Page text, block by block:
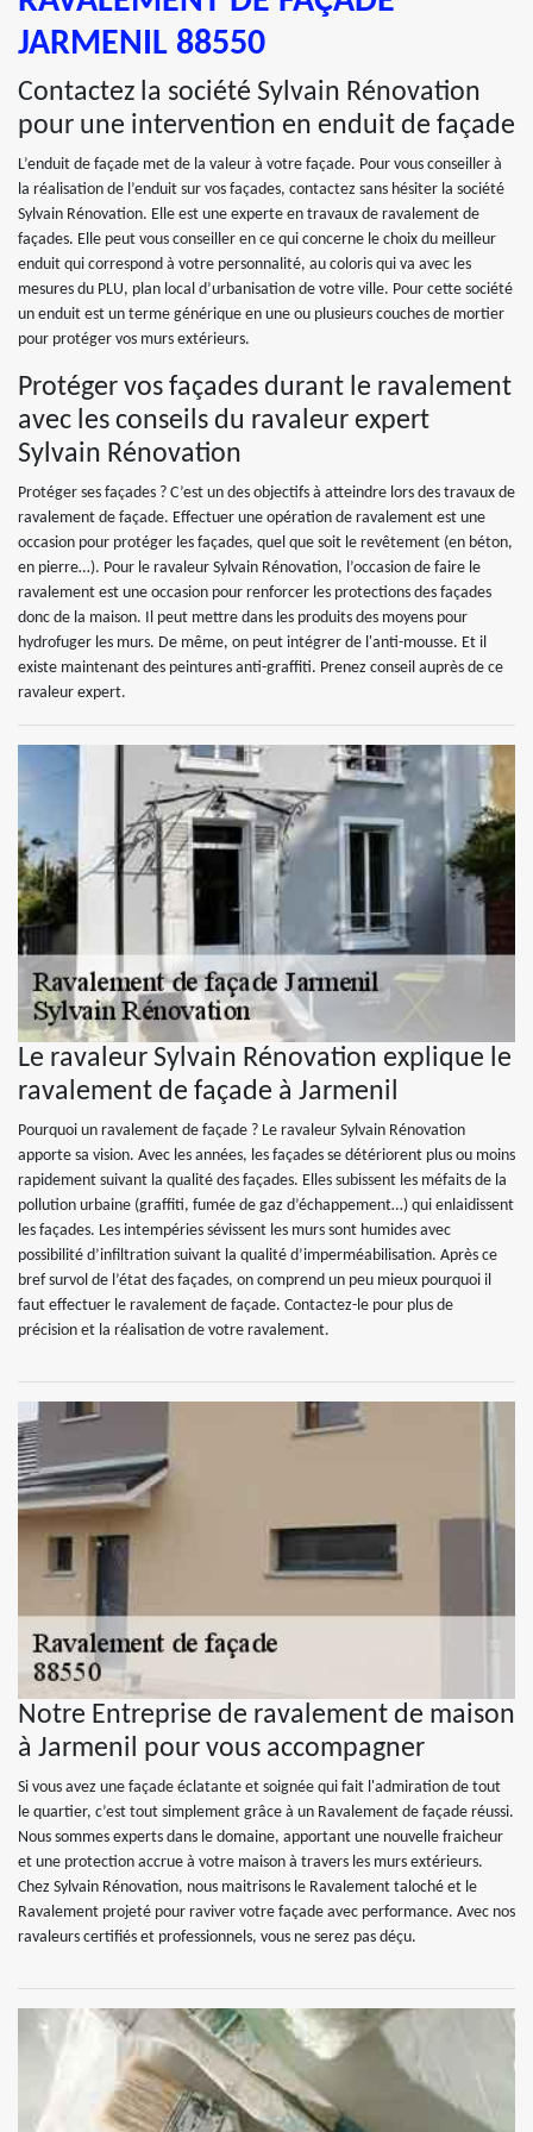
JARMENIL 88550
Contactez la société Sylvain Rénovation
pour une intervention en enduit de façade
L’enduit de façade met de la valeur à votre façade. Pour vous conseiller à
la réalisation de l’enduit sur vos façades, contactez sans hésiter la société
Sylvain Rénovation. Elle est une experte en travaux de ravalement de
façades. Elle peut vous conseiller en ce qui concerne le choix du meilleur
enduit qui correspond à votre personnalité, au coloris qui va avec les
mesures du PLU, plan local d’urbanisation de votre ville. Pour cette société
un enduit est un terme générique en une ou plusieurs couches de mortier
pour protéger vos murs extérieurs.
Protéger vos façades durant le ravalement
avec les conseils du ravaleur expert
Sylvain Rénovation
Protéger ses façades ? C’est un des objectifs à atteindre lors des travaux de
ravalement de façade. Effectuer une opération de ravalement est une
occasion pour protéger les façades, quel que soit le revêtement (en béton,
en pierre…). Pour le ravaleur Sylvain Rénovation, l’occasion de faire le
ravalement est une occasion pour renforcer les protections des façades
donc de la maison. Il peut mettre dans les produits des moyens pour
hydrofuger les murs. De même, on peut intégrer de l'anti-mousse. Et il
existe maintenant des peintures anti-graffiti. Prenez conseil auprès de ce
ravaleur expert.
Le ravaleur Sylvain Rénovation explique le
ravalement de façade à Jarmenil
Pourquoi un ravalement de façade ? Le ravaleur Sylvain Rénovation
apporte sa vision. Avec les années, les façades se détériorent plus ou moins
rapidement suivant la qualité des façades. Elles subissent les méfaits de la
pollution urbaine (graffiti, fumée de gaz d’échappement…) qui enlaidissent
les façades. Les intempéries sévissent les murs sont humides avec
possibilité d’infiltration suivant la qualité d’imperméabilisation. Après ce
bref survol de l’état des façades, on comprend un peu mieux pourquoi il
faut effectuer le ravalement de façade. Contactez-le pour plus de
précision et la réalisation de votre ravalement.
Notre Entreprise de ravalement de maison
à Jarmenil pour vous accompagner
Si vous avez une façade éclatante et soignée qui fait l'admiration de tout
le quartier, c’est tout simplement grâce à un Ravalement de façade réussi.
Nous sommes experts dans le domaine, apportant une nouvelle fraicheur
et une protection accrue à votre maison à travers les murs extérieurs.
Chez Sylvain Rénovation, nous maitrisons le Ravalement taloché et le
Ravalement projeté pour raviver votre façade avec performance. Avec nos
ravaleurs certifiés et professionnels, vous ne serez pas déçu.